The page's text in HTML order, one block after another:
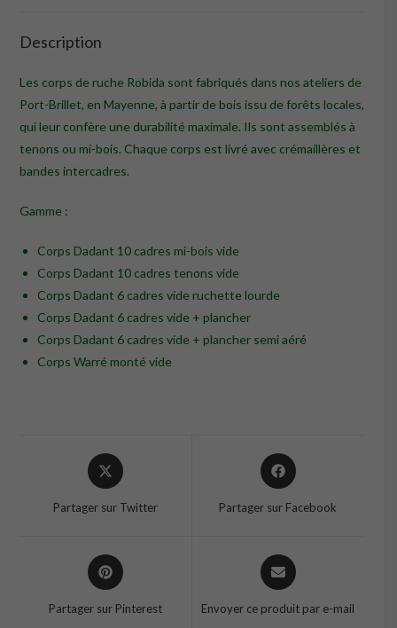
Description
Les corps de ruche Robida sont fabriqués dans nos ateliers de
Port-Brillet, en Mayenne, à partir de bois issu de forêts locales,
qui leur confère une durabilité maximale. Ils sont assemblés à
tenons ou mi-bois. Chaque corps est livré avec crémaillères et
bandes intercadres.
Gamme :
Corps Dadant 10 cadres mi-bois vide
Corps Dadant 10 cadres tenons vide
Corps Dadant 6 cadres vide ruchette lourde
Corps Dadant 6 cadres vide + plancher
Corps Dadant 6 cadres vide + plancher semi aéré
Corps Warré monté vide
Opens
in
new
Partager sur Twitter
Opens
in
Partager sur Facebook
Opens
in
Partager sur Pinterest
Opens
in
new
Envoyer ce produit par e-mail